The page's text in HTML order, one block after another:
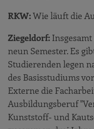
RKW:Wie läuft die
Ziegeldorf:
neun Semester. Es
Studierenden legen
des Basisstudiums
Externe die
Ausbildungsberuf
Kunststoff- und